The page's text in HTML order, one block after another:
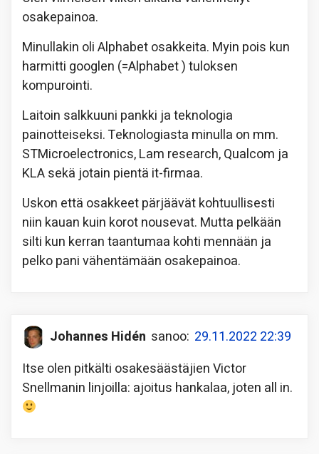
osakepainoa.
Minullakin oli Alphabet osakkeita. Myin pois kun
harmitti googlen (=Alphabet ) tuloksen
kompurointi.
Laitoin salkkuuni pankki ja teknologia
painotteiseksi. Teknologiasta minulla on mm.
STMicroelectronics, Lam research, Qualcom ja
KLA sekä jotain pientä it-firmaa.
Uskon että osakkeet pärjäävät kohtuullisesti
niin kauan kuin korot nousevat. Mutta pelkään
silti kun kerran taantumaa kohti mennään ja
pelko pani vähentämään osakepainoa.
Johannes Hidén sanoo: 29.11.2022 22:39
Itse olen pitkälti osakesäästäjien Victor
Snellmanin linjoilla: ajoitus hankalaa, joten all in.